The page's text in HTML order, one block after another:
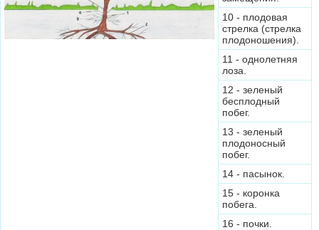
10 - плодовая
стрелка (стрелка
плодоношения).
11 - однолетняя
лоза.
12 - зеленый
бесплодный
побег.
13 - зеленый
плодоносный
побег.
14 - пасынок.
15 - коронка
побега.
16 - почки.